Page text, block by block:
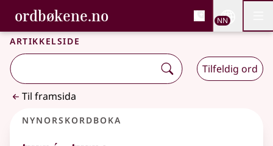
Gå til hovudinnhald
Tilgjenge
ordbøkene.no, Bokmålsordboka og
Bokmålsordboka og Nynorskordboka
NN
Artikkelside
Tilfeldig ord
Til framsida
Nynorskordboka